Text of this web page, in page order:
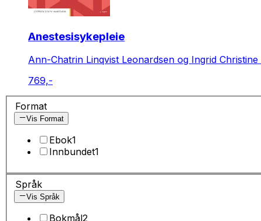
Anestesisykepleie
Ann-Chatrin Linqvist Leonardsen og Ingrid Christine
769,-
Format
Vis Format
Ebok1
Innbundet1
Språk
Vis Språk
Bokmål2